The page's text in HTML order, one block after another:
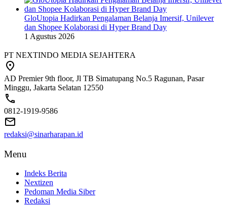
GloUtopia Hadirkan Pengalaman Belanja Imersif, Unilever
dan Shopee Kolaborasi di Hyper Brand Day
1 Agustus 2026
PT NEXTINDO MEDIA SEJAHTERA
AD Premier 9th floor, Jl TB Simatupang No.5 Ragunan, Pasar
Minggu, Jakarta Selatan 12550
0812-1919-9586
redaksi@sinarharapan.id
Menu
Indeks Berita
Nextizen
Pedoman Media Siber
Redaksi